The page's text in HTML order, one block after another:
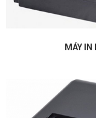
MÁY